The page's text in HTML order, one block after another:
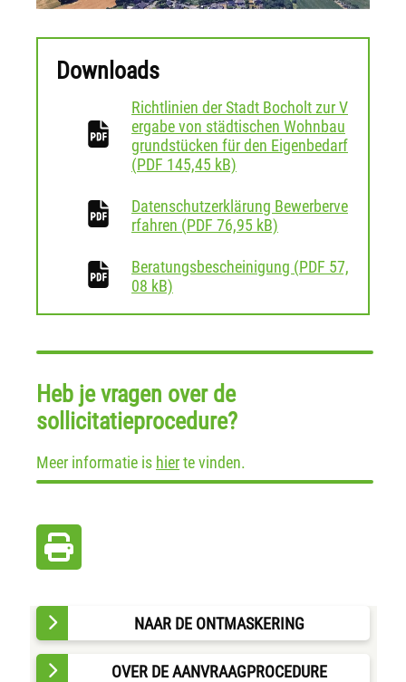
Downloads
Richtlinien der Stadt Bocholt zur V
ergabe von städtischen Wohnbau
grundstücken für den Eigenbedarf
(PDF 145,45 kB)
Datenschutzerklärung Bewerberve
rfahren (PDF 76,95 kB)
Beratungsbescheinigung (PDF 57,
08 kB)
Heb je vragen over de
sollicitatieprocedure?
Meer informatie is hierte vinden.
NAAR DE ONTMASKERING
OVER DE AANVRAAGPROCEDURE